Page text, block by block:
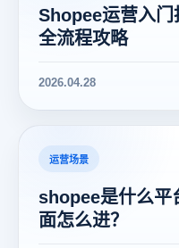
Shopee运营入
全流程攻略
2026.04.28
运营场景
shopee是什么
面怎么进？